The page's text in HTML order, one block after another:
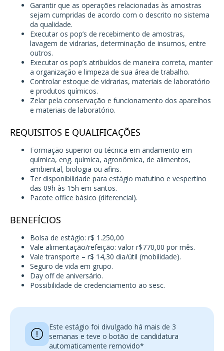
Garantir que as operações relacionadas às amostras
sejam cumpridas de acordo com o descrito no sistema
da qualidade.
Executar os pop’s de recebimento de amostras,
lavagem de vidrarias, determinação de insumos, entre
outros.
Executar os pop’s atribuídos de maneira correta, manter
a organização e limpeza de sua área de trabalho.
Controlar estoque de vidrarias, materiais de laboratório
e produtos químicos.
Zelar pela conservação e funcionamento dos aparelhos
e materiais de laboratório.
REQUISITOS E QUALIFICAÇÕES
Formação superior ou técnica em andamento em
química, eng. química, agronômica, de alimentos,
ambiental, biologia ou afins.
Ter disponibilidade para estágio matutino e vespertino
das 09h às 15h em santos.
Pacote office básico (diferencial).
BENEFÍCIOS
Bolsa de estágio: r$ 1.250,00
Vale alimentação/refeição: valor r$770,00 por mês.
Vale transporte – r$ 14,30 dia/útil (mobilidade).
Seguro de vida em grupo.
Day off de aniversário.
Possibilidade de credenciamento ao sesc.
Este estágio foi divulgado há mais de 3
semanas e teve o botão de candidatura
automaticamente removido*